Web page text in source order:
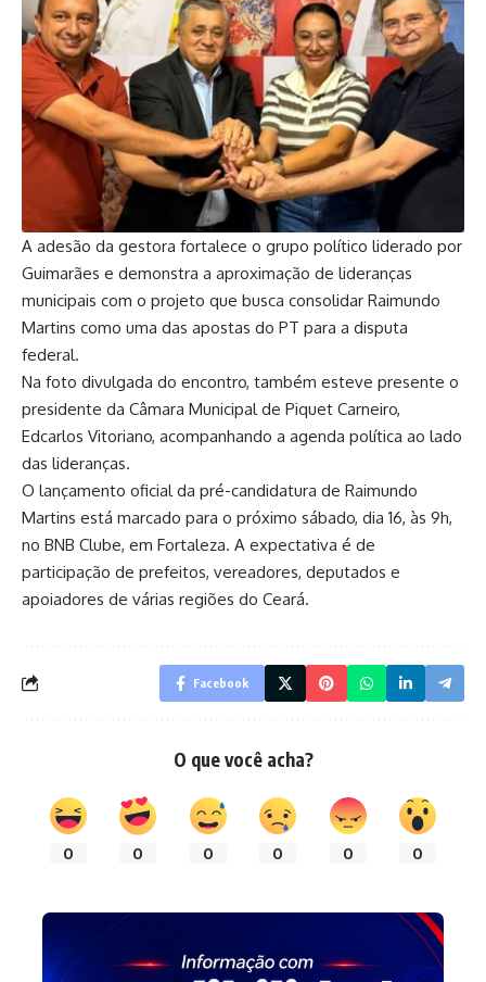
A adesão da gestora fortalece o grupo político liderado por
Guimarães e demonstra a aproximação de lideranças
municipais com o projeto que busca consolidar Raimundo
Martins como uma das apostas do PT para a disputa
federal.
Na foto divulgada do encontro, também esteve presente o
presidente da Câmara Municipal de Piquet Carneiro,
Edcarlos Vitoriano, acompanhando a agenda política ao lado
das lideranças.
O lançamento oficial da pré-candidatura de Raimundo
Martins está marcado para o próximo sábado, dia 16, às 9h,
no BNB Clube, em Fortaleza. A expectativa é de
participação de prefeitos, vereadores, deputados e
apoiadores de várias regiões do Ceará.
Facebook
O que você acha?
0 0 0 0 0 0